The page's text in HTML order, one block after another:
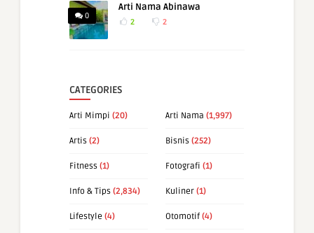
0
Arti Nama Abinawa
2 2
CATEGORIES
Arti Mimpi (20) Arti Nama (1,997)
Artis (2) Bisnis (252)
Fitness (1) Fotografi (1)
Info & Tips (2,834) Kuliner (1)
Lifestyle (4) Otomotif (4)